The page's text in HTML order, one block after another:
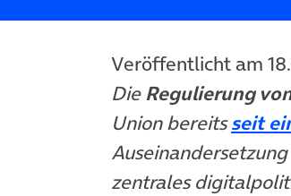
Veröffentlicht am
DieRegulierung
Union bereitsseit
zentrales